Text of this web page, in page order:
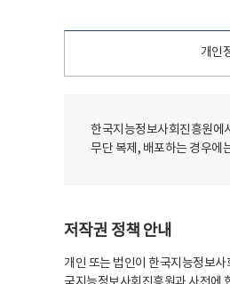
개인
한국지능정보사회진흥원에
무단 복제, 배포하는 경우에
저작권 정책 안내
개인 또는 법인이 한국지능정보